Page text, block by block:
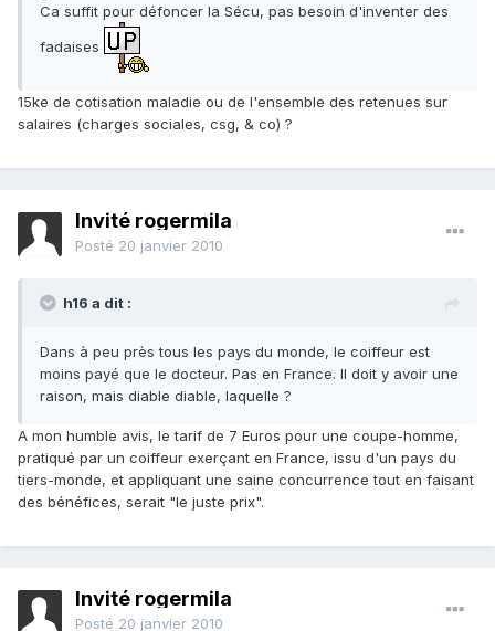
Ca suffit pour défoncer la Sécu, pas besoin d'inventer des
fadaises
15ke de cotisation maladie ou de l'ensemble des retenues sur
salaires (charges sociales, csg, & co) ?
Invité rogermila
Posté 20 janvier 2010
h16 a dit :
Dans à peu près tous les pays du monde, le coiffeur est
moins payé que le docteur. Pas en France. Il doit y avoir une
raison, mais diable diable, laquelle ?
A mon humble avis, le tarif de 7 Euros pour une coupe-homme,
pratiqué par un coiffeur exerçant en France, issu d'un pays du
tiers-monde, et appliquant une saine concurrence tout en faisant
des bénéfices, serait "le juste prix".
Invité rogermila
Posté 20 janvier 2010